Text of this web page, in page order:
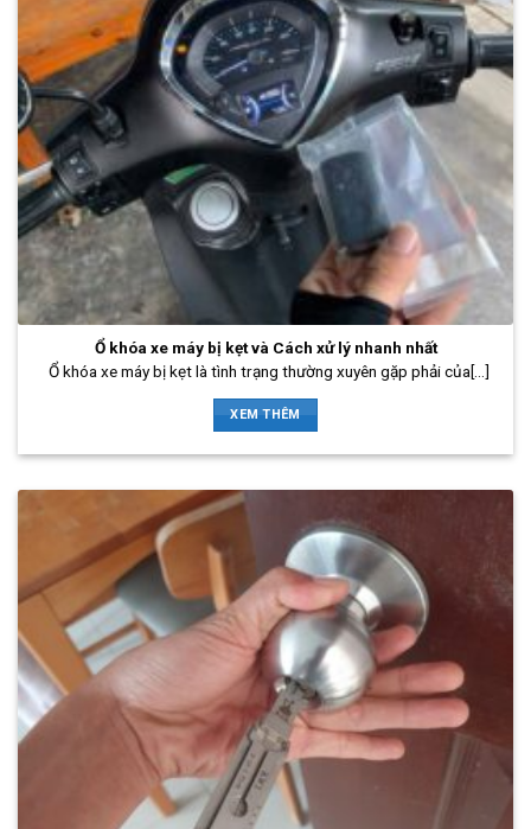
Ổ khóa xe máy bị kẹt và Cách xử lý nhanh nhất
Ổ khóa xe máy bị kẹt là tình trạng thường xuyên gặp phải của[...]
XEM THÊM